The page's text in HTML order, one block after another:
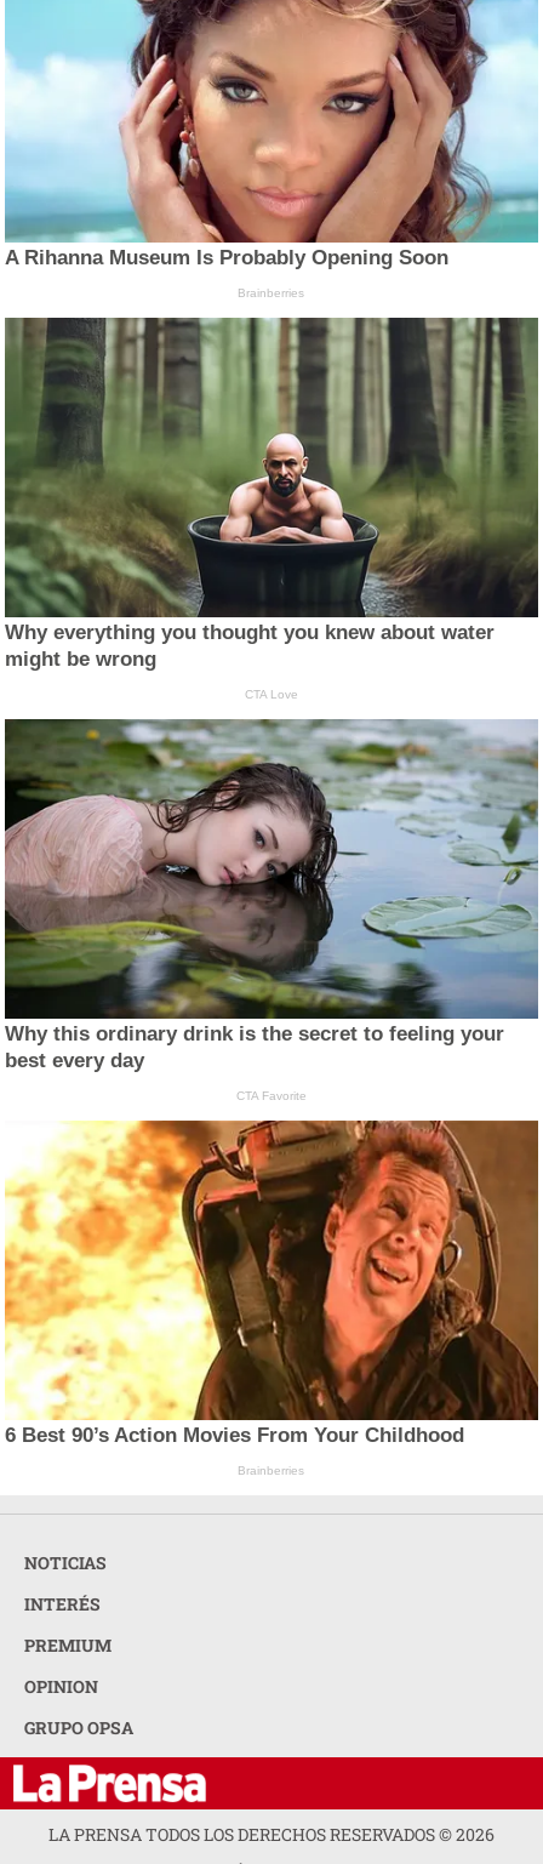
A Rihanna Museum Is Probably Opening Soon
Brainberries
Why everything you thought you knew about water
might be wrong
CTA Love
Why this ordinary drink is the secret to feeling your
best every day
CTA Favorite
6 Best 90’s Action Movies From Your Childhood
Brainberries
NOTICIAS
INTERÉS
PREMIUM
OPINION
GRUPO OPSA
LA PRENSA TODOS LOS DERECHOS RESERVADOS ©2026